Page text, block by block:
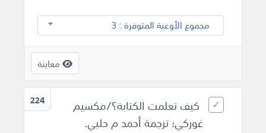
مجموع الأوعية المتوفرة : 3
معاينة
224
كيف تعلمت الكتابة؟/مكسيم
غوركي؛ ترجمة أحمد م حلبي.